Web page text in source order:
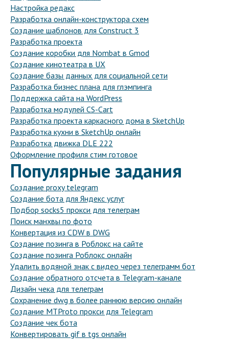
Настройка редакс
Разработка онлайн-конструктора схем
Создание шаблонов для Construct 3
Разработка проекта
Создание коробки для Nombat в Gmod
Создание кинотеатра в UX
Создание базы данных для социальной сети
Разработка бизнес плана для глэмпинга
Поддержка сайта на WordPress
Разработка модулей CS-Cart
Разработка проекта каркасного дома в SketchUp
Разработка кухни в SketchUp онлайн
Разработка движка DLE 222
Оформление профиля стим готовое
Популярные задания
Создание proxy telegram
Создание бота для Яндекс услуг
Подбор socks5 прокси для телеграм
Поиск манхвы по фото
Конвертация из CDW в DWG
Создание позинга в Роблокс на сайте
Создание позинга Роблокс онлайн
Удалить водяной знак с видео через телеграмм бот
Создание обратного отсчета в Telegram-канале
Дизайн чека для телеграм
Сохранение dwg в более раннюю версию онлайн
Создание MTProto прокси для Telegram
Создание чек бота
Конвертировать gif в tgs онлайн